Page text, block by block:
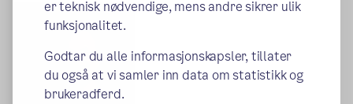
er teknisk nødvendige, mens andre sikrer ulik
funksjonalitet.
Godtar du alle informasjonskapsler, tillater
du også at vi samler inn data om statistikk og
brukeradferd.